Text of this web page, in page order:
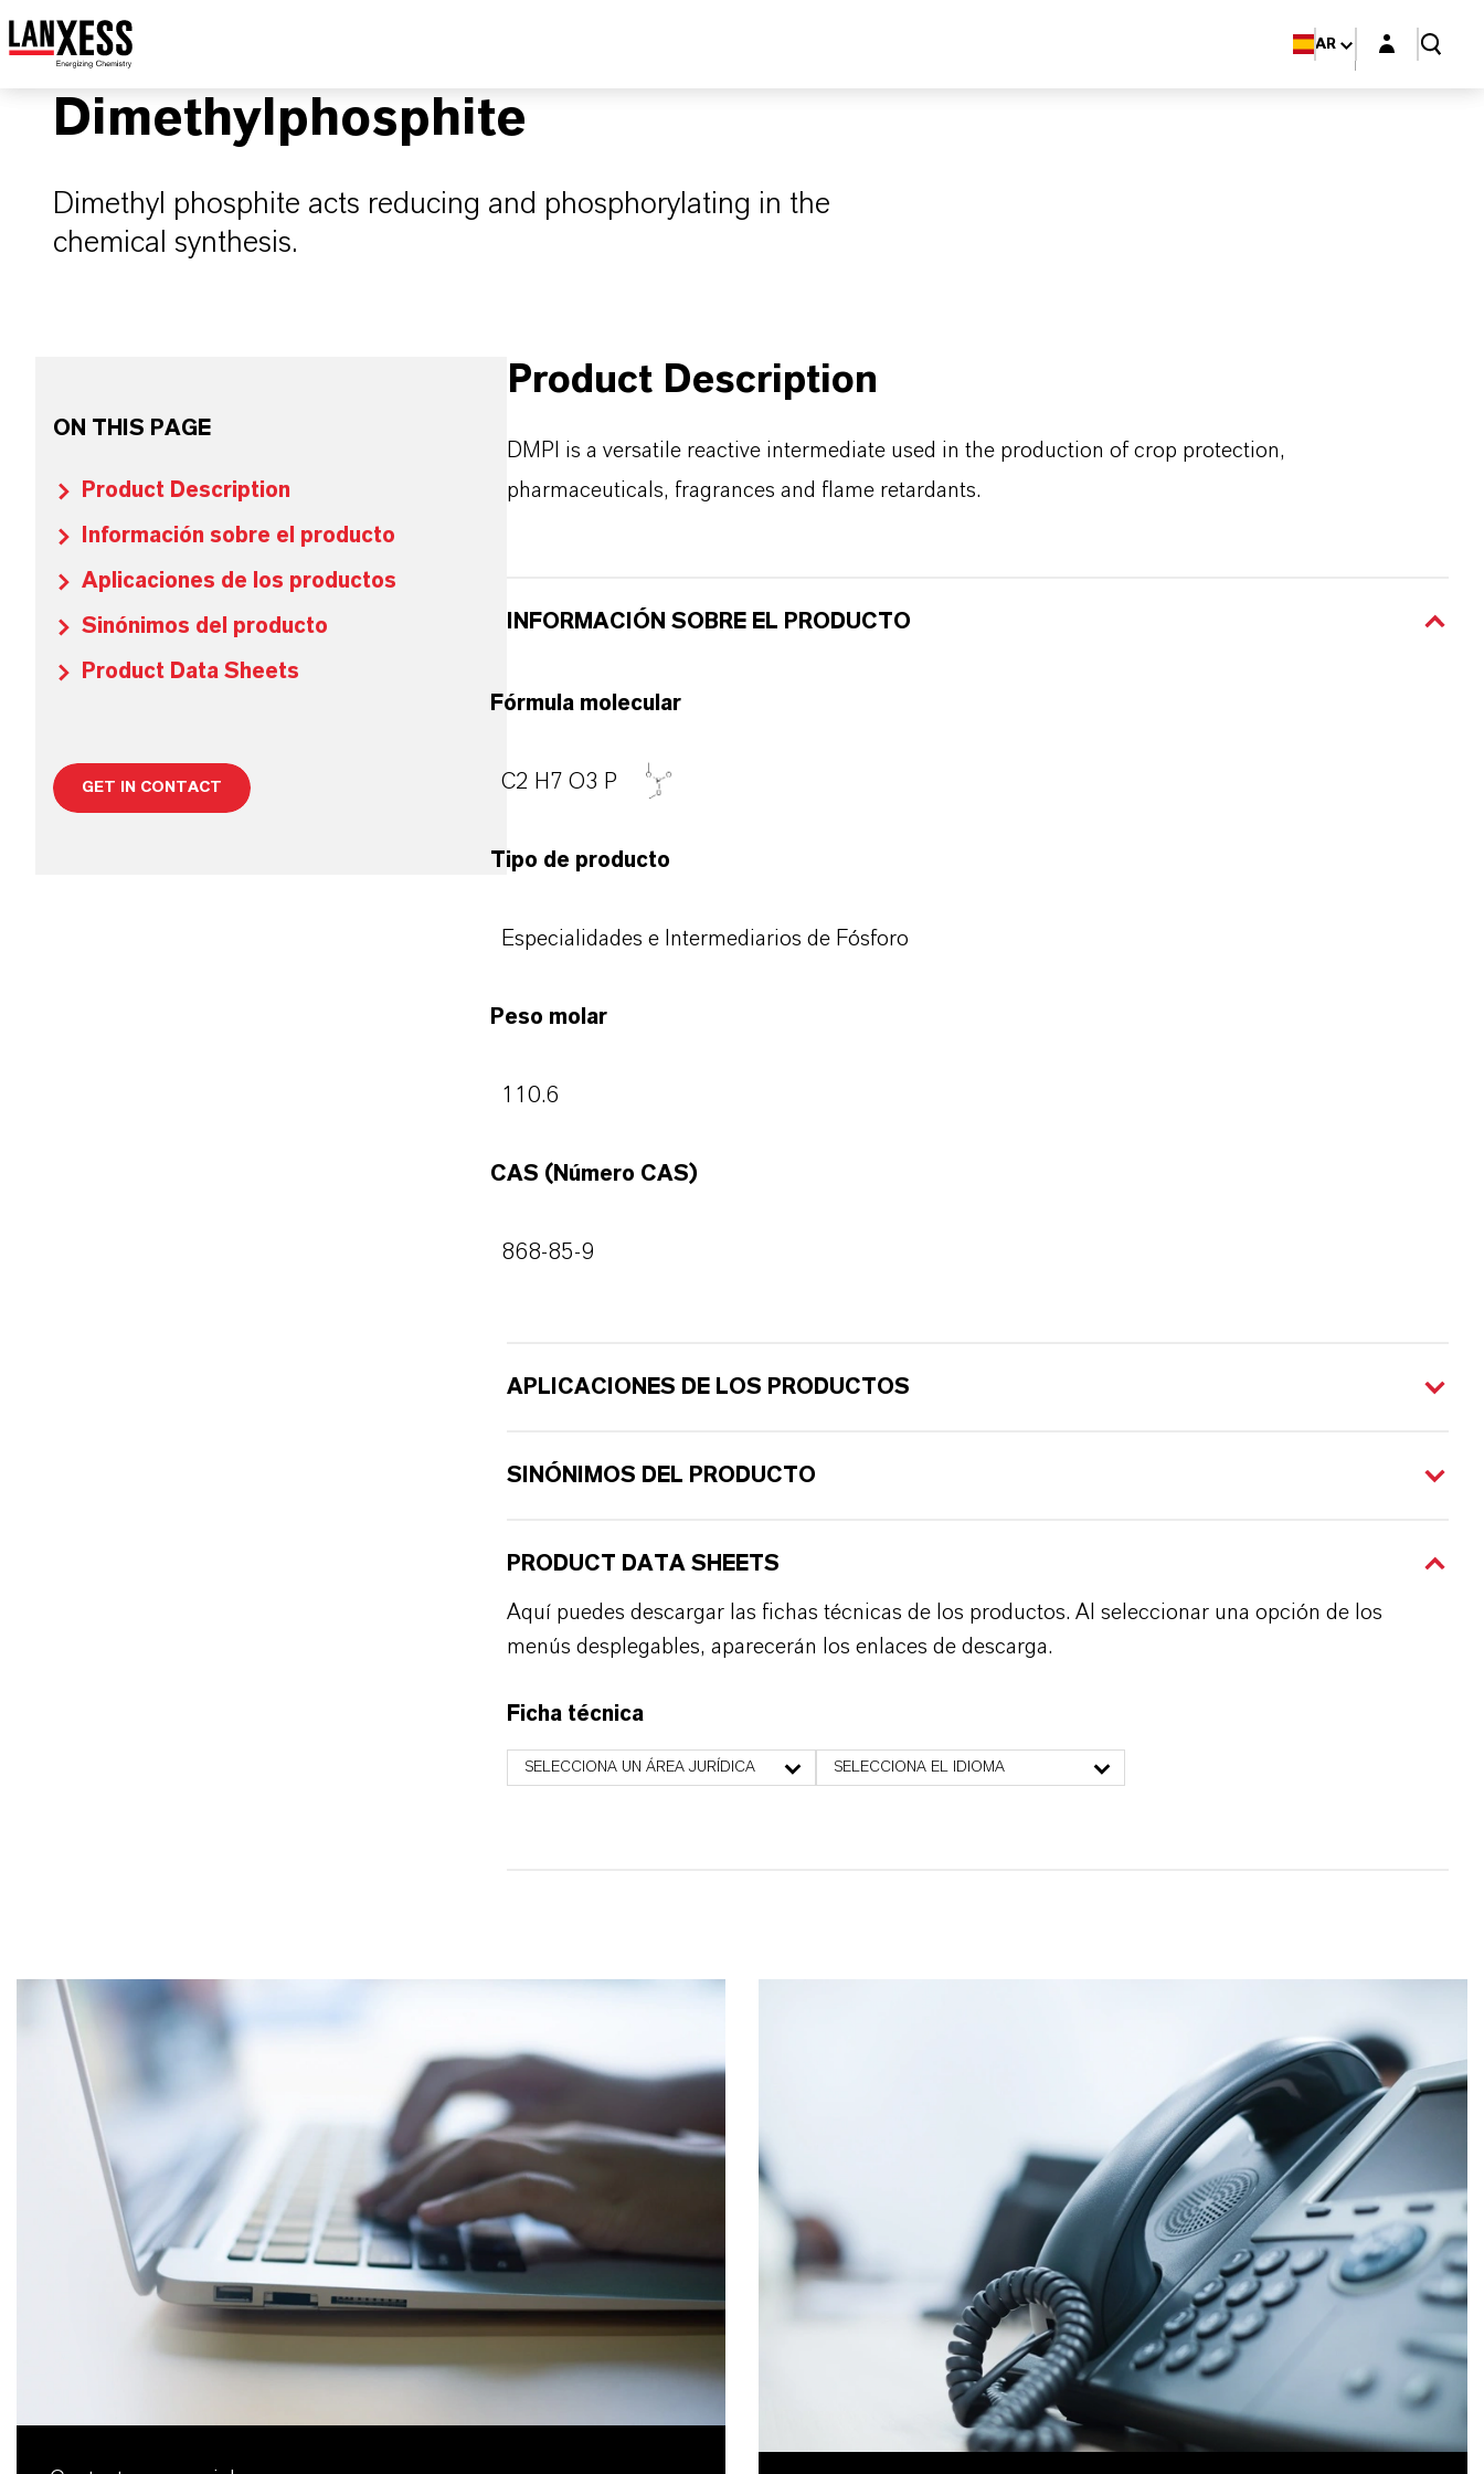
AR Login layer
Dimethylphosphite
Dimethyl phosphite acts reducing and phosphorylating in the
chemical synthesis.
ON THIS PAGE
Product Description
Información sobre el producto
Aplicaciones de los productos
Sinónimos del producto
Product Data Sheets
GET IN CONTACT
Product Description
DMPI is a versatile reactive intermediate used in the production of crop protection,
pharmaceuticals, fragrances and flame retardants.
INFORMACIÓN SOBRE EL PRODUCTO
Fórmula molecular
C2 H7 O3 P
Tipo de producto
Especialidades e Intermediarios de Fósforo
Peso molar
110.6
CAS (Número CAS)
868-85-9
APLICACIONES DE LOS PRODUCTOS
SINÓNIMOS DEL PRODUCTO
PRODUCT DATA SHEETS
Aquí puedes descargar las fichas técnicas de los productos. Al seleccionar una opción de los
menús desplegables, aparecerán los enlaces de descarga.
Ficha técnica
SELECCIONA UN ÁREA JURÍDICA SELECCIONA EL IDIOMA